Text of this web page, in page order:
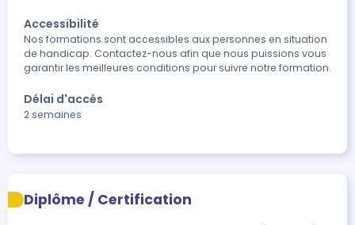
Accessibilité
Nos formations sont accessibles aux personnes en situation
de handicap. Contactez-nous afin que nous puissions vous
garantir les meilleures conditions pour suivre notre formation.
Délai d'accès
2 semaines
Diplôme / Certification